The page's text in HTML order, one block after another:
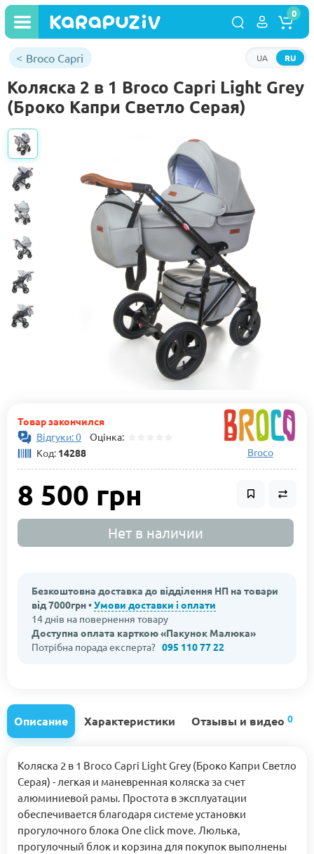
RU
UA
0
Broco Capri
Коляска 2 в 1 Broco Capri Light Grey
(Броко Капри Светло Серая)
Товар закончился
Відгуки: 0 Оцінка:
Код: 14288 Broco
8 500 грн
Нет в наличии
Безкоштовна доставка до відділення НП на товари
від 7000грн •Умови доставки і оплати
14 днів на повернення товару
Доступна оплата карткою «Пакунок Малюка»
Потрібна порада експерта? 095 110 77 22
Описание Характеристики Отзывы и видео 0
Коляска 2 в 1 Broco Capri Light Grey (Броко Капри Светло
Серая) - легкая и маневренная коляска за счет
алюминиевой рамы. Простота в эксплуатации
обеспечивается благодаря системе установки
прогулочного блока One click move. Люлька,
прогулочный блок и корзина для покупок выполнены